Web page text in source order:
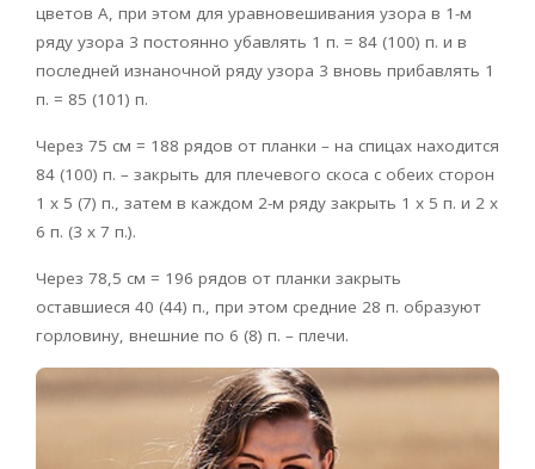
цветов А, при этом для уравновешивания узора в 1-м
ряду узора 3 постоянно убавлять 1 п. = 84 (100) п. и в
последней изнаночной ряду узора 3 вновь прибавлять 1
п. = 85 (101) п.
Через 75 см = 188 рядов от планки – на спицах находится
84 (100) п. – закрыть для плечевого скоса с обеих сторон
1 х 5 (7) п., затем в каждом 2-м ряду закрыть 1 х 5 п. и 2 х
6 п. (3 х 7 п.).
Через 78,5 см = 196 рядов от планки закрыть
оставшиеся 40 (44) п., при этом средние 28 п. образуют
горловину, внешние по 6 (8) п. – плечи.